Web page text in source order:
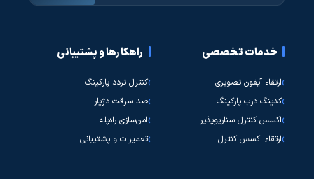
خدمات تخصصی
ارتقاء آیفون تصویری
کدینگ درب پارکینگ
اکسس کنترل سناریوپذیر
ارتقاء اکسس کنترل
راهکارها و پشتیبانی
کنترل تردد پارکینگ
ضد سرقت دژیار
امن‌سازی راه‌پله
تعمیرات و پشتیبانی